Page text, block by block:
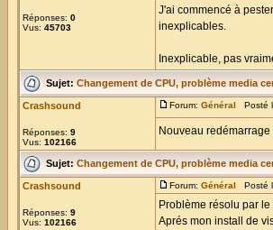
Réponses: 0
Vus: 45703
J'ai commencé à
inexplicables.
Inexplicable, pas
Sujet: Changement de CPU, problème media
Crashsound
Réponses: 9
Vus: 102166
Forum: Général Posté
Nouveau
Sujet: Changement de CPU, problème media
Crashsound
Réponses: 9
Vus: 102166
Forum: Général Posté
Problème résolu par
Aprés mon install de